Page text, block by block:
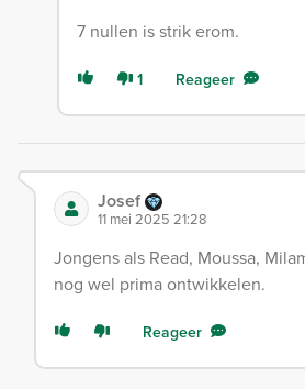
7 nullen is strik erom.
1 Reageer
Josef
11 mei 2025 21:28
Jongens als Read, Moussa,
nog wel prima ontwikkelen.
Reageer